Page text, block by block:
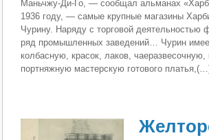
Маньчжу-Ди-Го, — сообщал альманах
1936 году, — самые крупные магазины
Чурину. Наряду с торговой деятельностью
ряд промышленных заведений… Чурин
колбасную, красок, лаков,
портняжную мастерскую готового